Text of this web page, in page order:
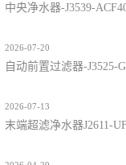
中央净水器-J3539-
2026-07-20
自动前置过滤器-J3525-
2026-07-13
末端超滤净水器J2611-